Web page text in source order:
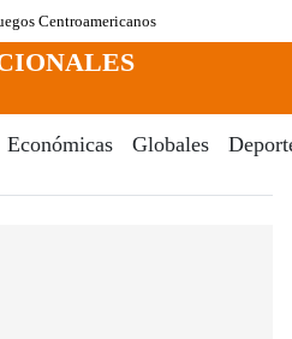
Centroamericanos
Económicas Globales